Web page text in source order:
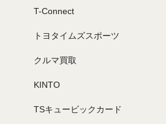
T-Connect
トヨタイムズスポーツ
クルマ買取
KINTO
TSキュービックカード